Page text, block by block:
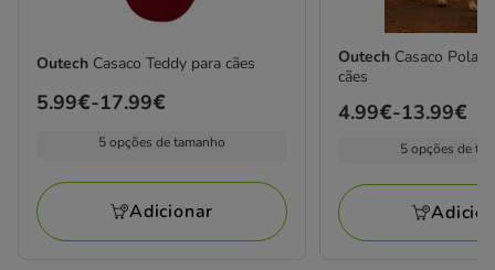
Outech Casaco Teddy para cães
Preço
17.99€
5.99€-17.99€
5 opções de tamanho
Adicionar
Outech Casaco Polar
cães
Preço
a
13.99€
4.99€-13.99€
5 opções de